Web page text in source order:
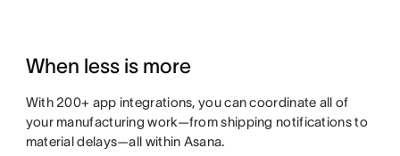
When less is more
With 200+ app integrations, you can coordinate all of
your manufacturing work—from shipping notifications to
material delays—all within Asana.